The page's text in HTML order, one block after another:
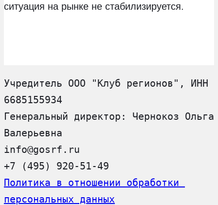
ситуация на рынке не стабилизируется.
Учредитель ООО "Клуб регионов", ИНН
6685155934
Генеральный директор: Чернокоз Ольга
Валерьевна
info@gosrf.ru
+7 (495) 920-51-49
Политика в отношении обработки
персональных данных